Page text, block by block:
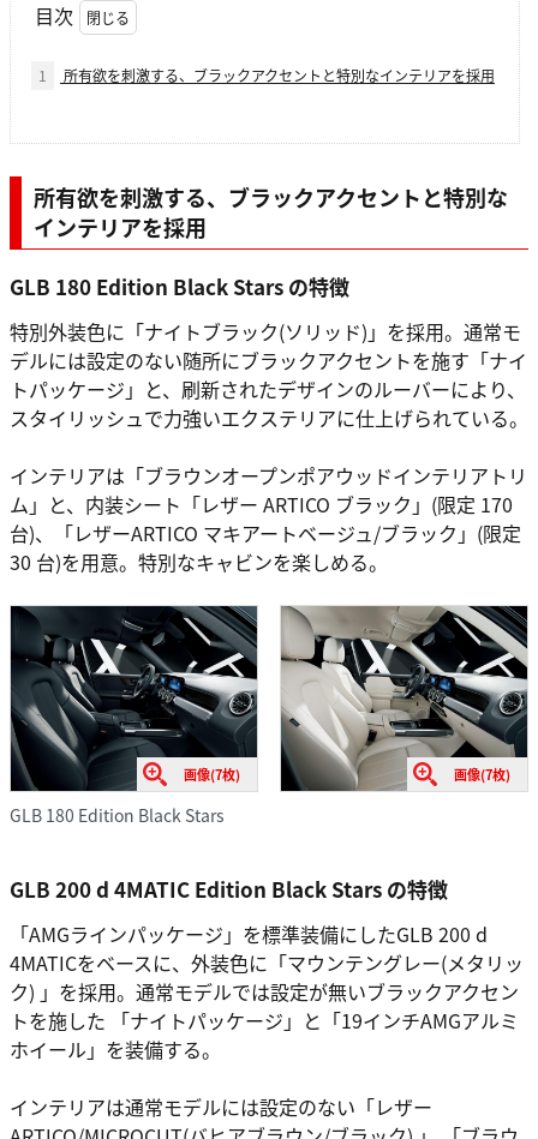
目次
1 所有欲を刺激する、ブラックアクセントと特別なインテリアを採用
所有欲を刺激する、ブラックアクセントと特別な
インテリアを採用
GLB 180 Edition Black Stars の特徴
特別外装色に「ナイトブラック(ソリッド)」を採用。通常モ
デルには設定のない随所にブラックアクセントを施す「ナイ
トパッケージ」と、刷新されたデザインのルーバーにより、
スタイリッシュで力強いエクステリアに仕上げられている。
インテリアは「ブラウンオープンポアウッドインテリアトリ
ム」と、内装シート「レザー ARTICO ブラック」(限定 170
台)、「レザーARTICO マキアートベージュ/ブラック」(限定
30 台)を用意。特別なキャビンを楽しめる。
画像(7枚) 画像(7枚)
GLB 180 Edition Black Stars
GLB 200 d 4MATIC Edition Black Stars の特徴
「AMGラインパッケージ」を標準装備にしたGLB 200 d
4MATICをベースに、外装色に「マウンテングレー(メタリッ
ク) 」を採用。通常モデルでは設定が無いブラックアクセン
トを施した 「ナイトパッケージ」と「19インチAMGアルミ
ホイール」を装備する。
インテリアは通常モデルには設定のない「レザー